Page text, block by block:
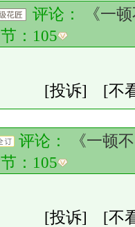
评论：
《一
： 105
[投诉]
[不
评论：
《一顿
： 105
[投诉]
[不